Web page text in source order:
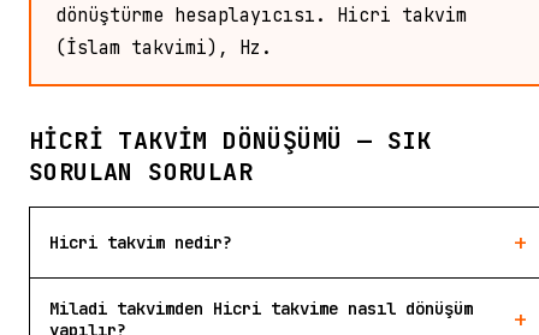
dönüştürme hesaplayıcısı. Hicri takvim
(İslam takvimi), Hz.
HICRI TAKVIM DÖNÜŞÜMÜ — SIK
SORULAN SORULAR
Hicri takvim nedir? +
Miladi takvimden Hicri takvime nasıl dönüşüm
yapılır?
+